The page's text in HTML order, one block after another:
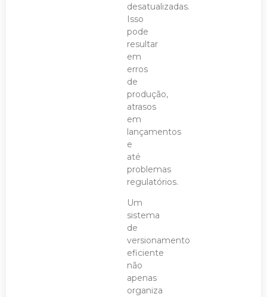
desatualizadas.
Isso
pode
resultar
em
erros
de
produção,
atrasos
em
lançamentos
e
até
problemas
regulatórios.
Um
sistema
de
versionamento
eficiente
não
apenas
organiza